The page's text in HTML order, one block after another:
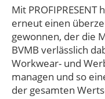
Mit
erneut einen
gewonnen, der die
BVMB verlässlich
Workwear- und
managen und so
der gesamten